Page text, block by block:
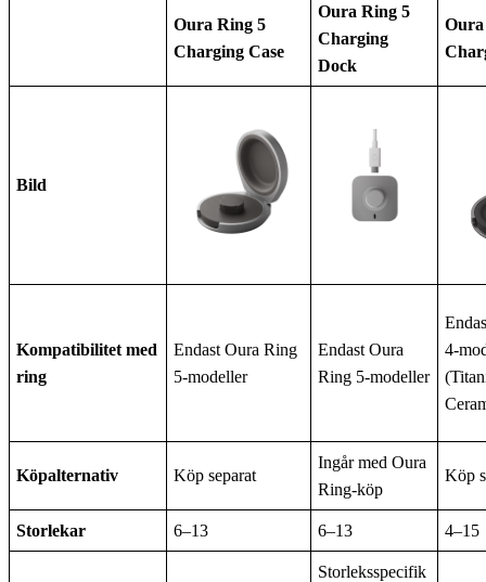
Oura Ring 5
Charging Case
Oura Ring 5
Charging
Dock
Bild
Kompatibilitet med
ring
Endast Oura Ring
5-modeller
Endast Oura
Ring 5-modeller
4-
Köpalternativ Köp separat
Ingår med Oura
Ring-köp
Köp
Storlekar 6–13 6–13 4–15
Storleksspecifik